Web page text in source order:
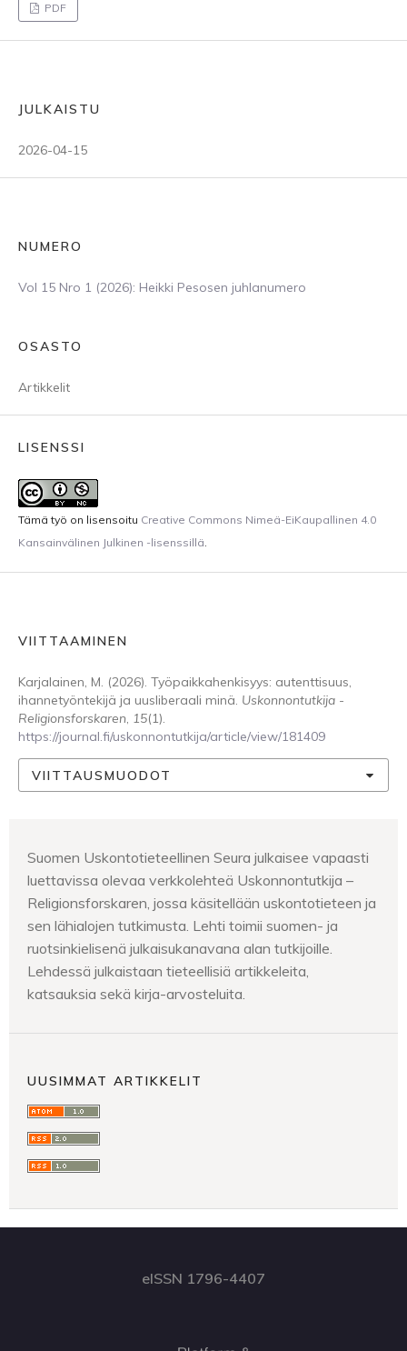
PDF
JULKAISTU
2026-04-15
NUMERO
Vol 15 Nro 1 (2026): Heikki Pesosen juhlanumero
OSASTO
Artikkelit
LISENSSI
Tämä työ on lisensoitu Creative Commons Nimeä-EiKaupallinen 4.0
Kansainvälinen Julkinen -lisenssillä.
VIITTAAMINEN
Karjalainen, M. (2026). Työpaikkahenkisyys: autenttisuus,
ihannetyöntekijä ja uusliberaali minä. Uskonnontutkija -
Religionsforskaren, 15(1).
https://journal.fi/uskonnontutkija/article/view/181409
VIITTAUSMUODOT
Suomen Uskontotieteellinen Seura julkaisee vapaasti
luettavissa olevaa verkkolehteä Uskonnontutkija –
Religionsforskaren, jossa käsitellään uskontotieteen ja
sen lähialojen tutkimusta. Lehti toimii suomen- ja
ruotsinkielisenä julkaisukanavana alan tutkijoille.
Lehdessä julkaistaan tieteellisiä artikkeleita,
katsauksia sekä kirja-arvosteluita.
UUSIMMAT ARTIKKELIT
eISSN 1796-4407